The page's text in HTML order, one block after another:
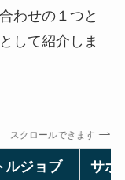
わせの１つと
して紹介しま
スクロールできます
ルジョブ サポ